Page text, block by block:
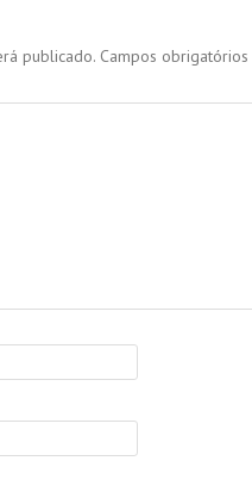
publicado. Campos